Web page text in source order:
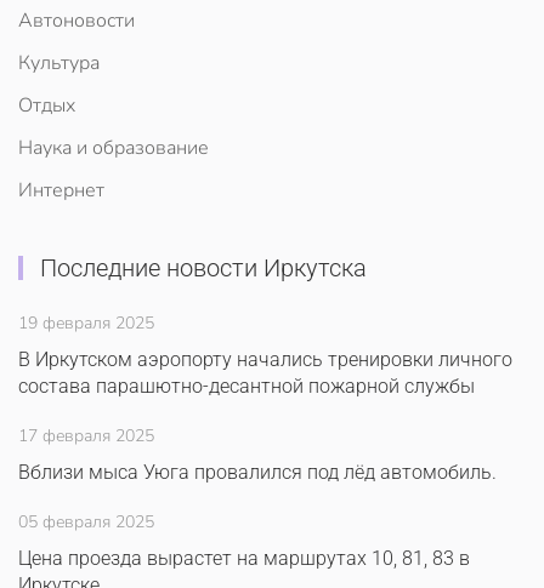
Автоновости
Культура
Отдых
Наука и образование
Интернет
Последние новости Иркутска
19 февраля 2025
В Иркутском аэропорту начались тренировки личного
состава парашютно-десантной пожарной службы
17 февраля 2025
Вблизи мыса Уюга провалился под лёд автомобиль.
05 февраля 2025
Цена проезда вырастет на маршрутах 10, 81, 83 в